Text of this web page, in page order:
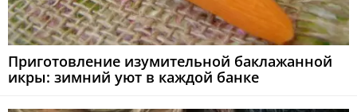
Приготовление изумительной баклажанной
икры: зимний уют в каждой банке